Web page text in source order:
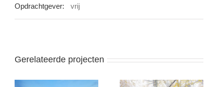
Opdrachtgever: vrij
Gerelateerde projecten